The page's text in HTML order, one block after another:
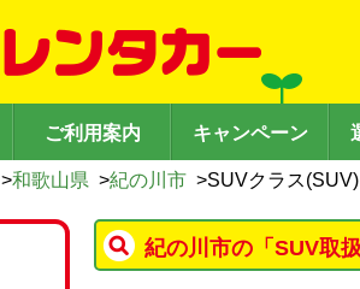
ご利用案内 キャンペーン
>和歌山県 >紀の川市 >SUVクラス(SUV)
紀の川市の「SUV取